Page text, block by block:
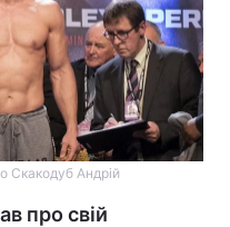
Скакодуб Андрій
про свій